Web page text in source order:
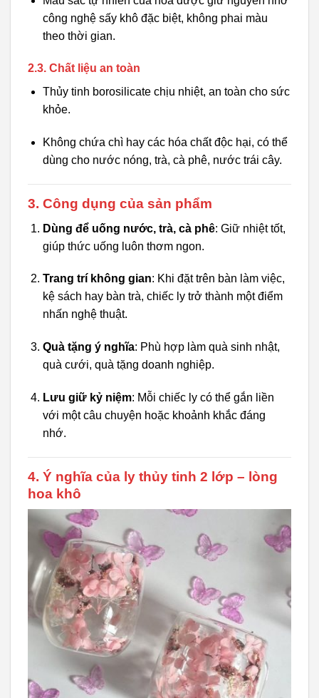
công nghệ sấy khô đặc biệt, không phai màu
theo thời gian.
2.3. Chất liệu an toàn
Thủy tinh borosilicate chịu nhiệt, an toàn cho sức
khỏe.
Không chứa chì hay các hóa chất độc hại, có thể
dùng cho nước nóng, trà, cà phê, nước trái cây.
3. Công dụng của sản phẩm
Dùng để uống nước, trà, cà phê: Giữ nhiệt tốt,
giúp thức uống luôn thơm ngon.
Trang trí không gian: Khi đặt trên bàn làm việc,
kệ sách hay bàn trà, chiếc ly trở thành một điểm
nhấn nghệ thuật.
Quà tặng ý nghĩa: Phù hợp làm quà sinh nhật,
quà cưới, quà tặng doanh nghiệp.
Lưu giữ kỷ niệm: Mỗi chiếc ly có thể gắn liền
với một câu chuyện hoặc khoảnh khắc đáng
nhớ.
4. Ý nghĩa của ly thủy tinh 2 lớp – lòng
hoa khô